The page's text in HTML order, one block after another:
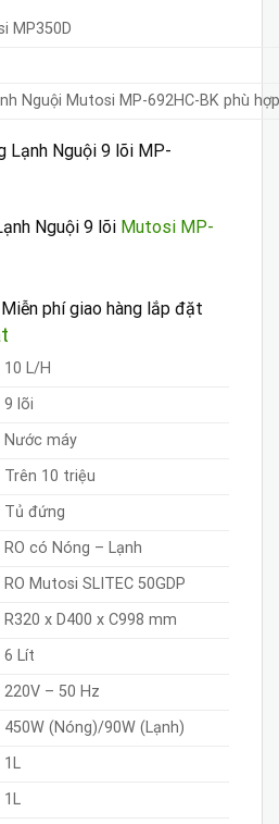
Nguội Mutosi MP-692HC-BK phù
Nguội 9 lõi Mutosi MP-
Miễn phí giao hàng lắp đặt
10 L/H
9 lõi
Nước máy
Trên 10 triệu
Tủ đứng
RO có Nóng – Lạnh
RO Mutosi SLITEC 50GDP
R320 x D400 x C998 mm
6 Lít
220V – 50 Hz
450W (Nóng)/90W (Lạnh)
1L
1L